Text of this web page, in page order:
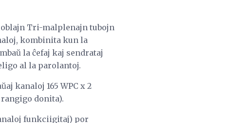
Tri-malplenajn tubojn
kombinita kun la
la ĉefaj kaj sendrataj
al la parolantoj.
kanaloj 165 WPC x 2
rangigo donita).
funkciigitaj) por